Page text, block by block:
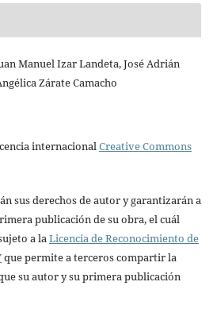
Manuel Izar Landeta, José Adrián
Zárate Camacho
internacional Creative Commons
sus derechos de autor y garantizarán a
publicación de su obra, el cuál
a la Licencia de Reconocimiento de
que permite a terceros compartir la
su autor y su primera publicación